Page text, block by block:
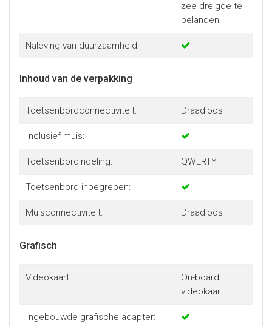
zee dreigde te
belanden
Naleving van duurzaamheid:
Inhoud van de verpakking
Toetsenbordconnectiviteit: Draadloos
Inclusief muis:
Toetsenbordindeling: QWERTY
Toetsenbord inbegrepen:
Muisconnectiviteit: Draadloos
Grafisch
Videokaart:
On-board
videokaart
Ingebouwde grafische adapter: